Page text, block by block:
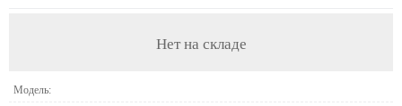
Нет на складе
Модель: